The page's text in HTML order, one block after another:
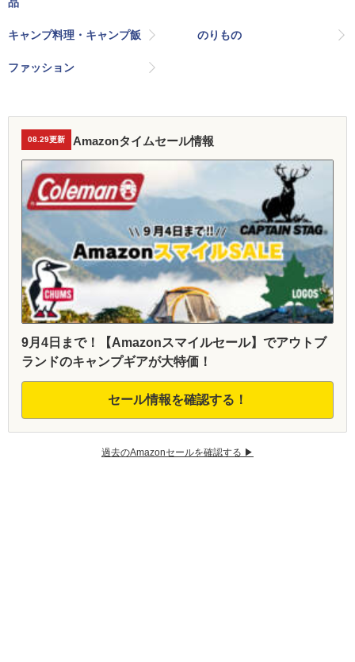
キャンプ料理・キャンプ飯 のりもの
ファッション
08.29更新 Amazonタイムセール情報
9月4日まで！【Amazonスマイルセール】でアウトブ
ランドのキャンプギアが大特価！
セール情報を確認する！
過去のAmazonセールを確認する ▶︎